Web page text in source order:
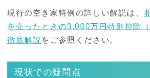
現行の空き家特例の詳しい解説は、
を売ったときの3,000万円特別控除
徹底解説 をご参照ください。
現状での疑問点